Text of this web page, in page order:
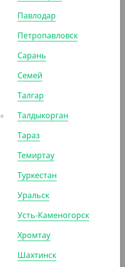
250 мл, 108*82*49 мм,
Павлодар
Петропавловск
Сарань
Семей
Талгар
Талдыкорган
Тараз
Темиртау
Туркестан
Уральск
Усть-Каменогорск
Хромтау
Шахтинск